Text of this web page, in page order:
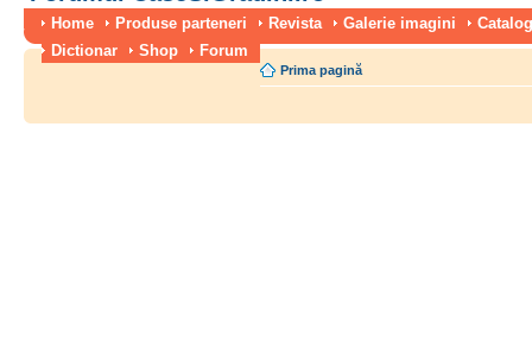
Home Produse parteneri Revista Galerie imagini
Dictionar
Shop Forum
Prima pagină